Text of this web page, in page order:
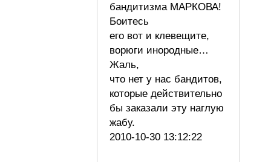
бандитизма МАРКОВА!
Боитесь
его вот и клевещите,
ворюги инородные…
Жаль,
что нет у нас бандитов,
которые действительно
бы заказали эту наглую
жабу.
2010-10-30 13:12:22